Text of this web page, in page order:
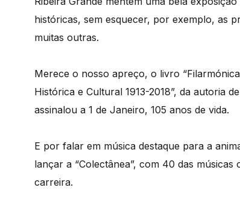
históricas, sem esquecer, por exemplo, as
muitas outras.
Merece o nosso apreço, o livro
Histórica e Cultural 1913-2018”, da autoria
assinalou a 1 de Janeiro, 105 anos de vida.
E por falar em música destaque para a
lançar a “Colectânea”, com 40 das
carreira.